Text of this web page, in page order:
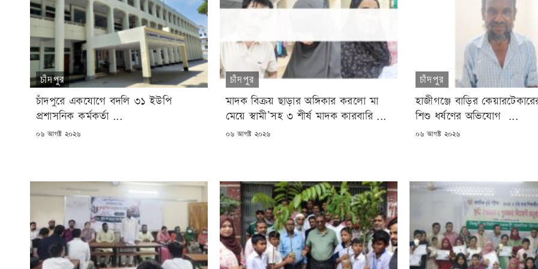
চাঁদপুর
চাঁদপুরে একযোগে বদলি ৩১ ইউপি
প্রশাসনিক কর্মকর্তা ...
POSTED
০৬ আগষ্ট ২০২৬
চাঁদপুর
মাদক বিক্রয় ছাড়ার অঙ্গিকার করলো মা
মেয়ে স্বামী’সহ ৩ শীর্ষ মাদক কারবারি ...
POSTED
০৬ আগষ্ট ২০২৬
চাঁদপুর
হাজীগঞ্জে বাড়ির
শিশু ধর্ষণের অভিযোগ ...
POSTED
০৬ আগষ্ট ২০২৬